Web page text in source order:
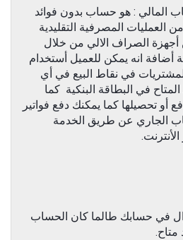
المالي : هو حساب بدون فوائد
العمليات المصرفية التقليدية
الصراف الالي من خلال
أضافة انه يمكن للعميل أستخدام
في نقاط البيع في أي
في البطاقة البنكية كما
أو تحصيلها كما يمكنك دفع فواتير
الجاري عن طريق الخدمة
في حسابك طالما كان الحساب